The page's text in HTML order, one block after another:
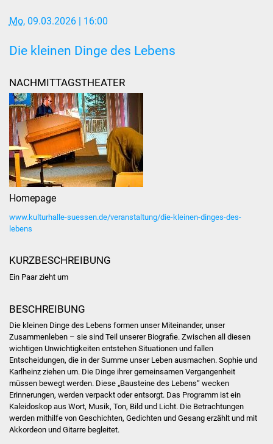
Ansprechpartner
Veröffentlichungen
Partnerstädte
Projekte
Schulentwicklung Bizet
Mo, 09.03.2026| 16:00
Die kleinen Dinge des Lebens
NACHMITTAGSTHEATER
Homepage
www.kulturhalle-suessen.de/veranstaltung/die-kleinen-dinges-des-
lebens
KURZBESCHREIBUNG
Ein Paar zieht um
BESCHREIBUNG
Die kleinen Dinge des Lebens formen unser Miteinander, unser
Zusammenleben – sie sind Teil unserer Biografie. Zwischen all diesen
wichtigen Unwichtigkeiten entstehen Situationen und fallen
Entscheidungen, die in der Summe unser Leben ausmachen. Sophie und
Karlheinz ziehen um. Die Dinge ihrer gemeinsamen Vergangenheit
müssen bewegt werden. Diese „Bausteine des Lebens“ wecken
Erinnerungen, werden verpackt oder entsorgt. Das Programm ist ein
Kaleidoskop aus Wort, Musik, Ton, Bild und Licht. Die Betrachtungen
werden mithilfe von Geschichten, Gedichten und Gesang erzählt und mit
Akkordeon und Gitarre begleitet.